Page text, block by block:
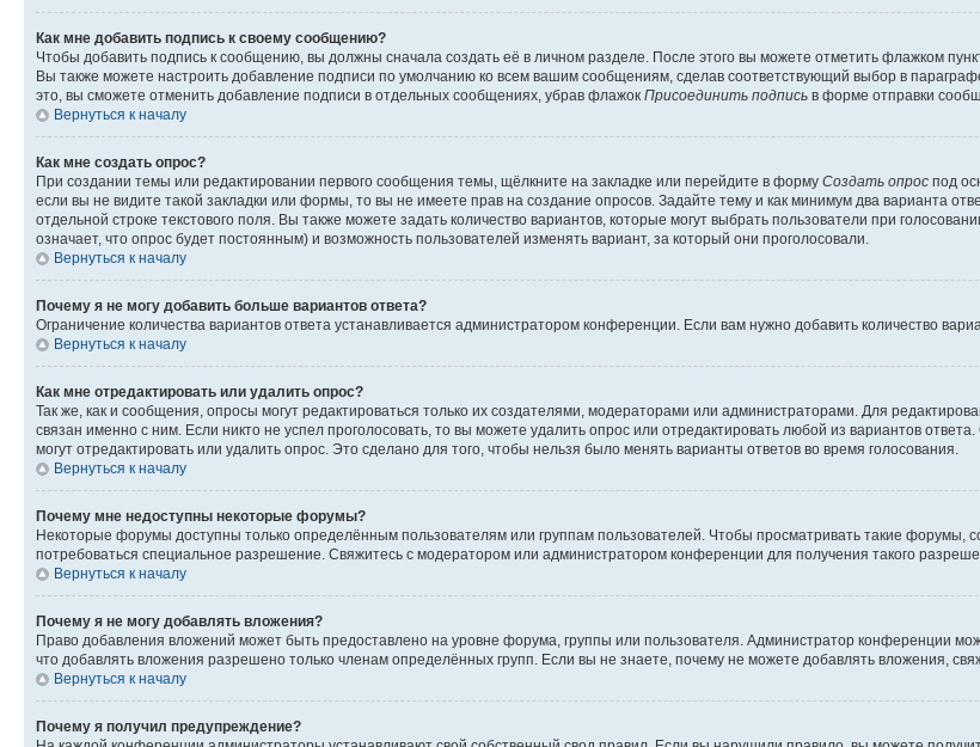
Как мне добавить подпись к своему сообщению?
Чтобы добавить подпись к сообщению, вы должны сначала создать её в личном разделе. После этого вы можете отметить флажком
Вы также можете настроить добавление подписи по умолчанию ко всем вашим сообщениям, сделав соответствующий выбор в
это, вы сможете отменить добавление подписи в отдельных сообщениях, убрав флажок Присоединить подпись в форме отправки
Вернуться к началу
Как мне создать опрос?
При создании темы или редактировании первого сообщения темы, щёлкните на закладке или перейдите в форму Создать опрос под
если вы не видите такой закладки или формы, то вы не имеете прав на создание опросов. Задайте тему и как минимум два варианта
отдельной строке текстового поля. Вы также можете задать количество вариантов, которые могут выбрать пользователи при
означает, что опрос будет постоянным) и возможность пользователей изменять вариант, за который они проголосовали.
Вернуться к началу
Почему я не могу добавить больше вариантов ответа?
Ограничение количества вариантов ответа устанавливается администратором конференции. Если вам нужно добавить количество
Вернуться к началу
Как мне отредактировать или удалить опрос?
Так же, как и сообщения, опросы могут редактироваться только их создателями, модераторами или администраторами. Для
связан именно с ним. Если никто не успел проголосовать, то вы можете удалить опрос или отредактировать любой из вариантов
могут отредактировать или удалить опрос. Это сделано для того, чтобы нельзя было менять варианты ответов во время голосования.
Вернуться к началу
Почему мне недоступны некоторые форумы?
Некоторые форумы доступны только определённым пользователям или группам пользователей. Чтобы просматривать такие форумы,
потребоваться специальное разрешение. Свяжитесь с модератором или администратором конференции для получения такого
Вернуться к началу
Почему я не могу добавлять вложения?
Право добавления вложений может быть предоставлено на уровне форума, группы или пользователя. Администратор конференции
что добавлять вложения разрешено только членам определённых групп. Если вы не знаете, почему не можете добавлять вложения,
Вернуться к началу
Почему я получил предупреждение?